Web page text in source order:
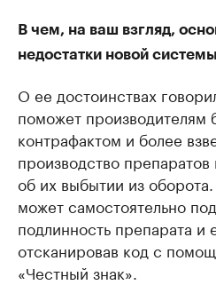
В чем, на ваш взгляд,
недостатки новой
О ее достоинствах
поможет производителям
контрафактом и более
производство
об их выбытии из
может самостоятельно
подлинность препарата и
отсканировав код с
«Честный знак».